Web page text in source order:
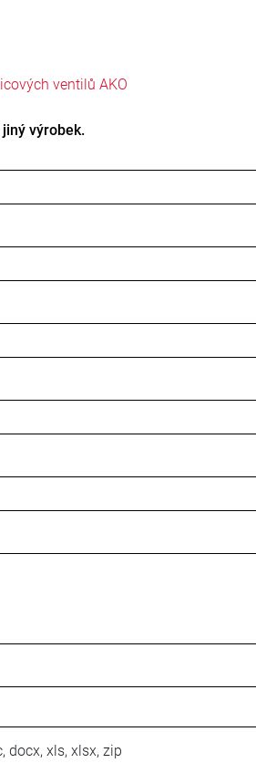
ventilů AKO
výrobek.
docx, xls, xlsx, zip